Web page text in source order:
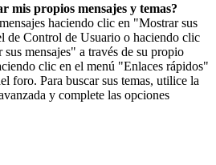
mis propios mensajes y temas?
haciendo clic en "Mostrar sus
de Control de Usuario o haciendo clic
mensajes" a través de su propio
clic en el menú "Enlaces rápidos"
foro. Para buscar sus temas, utilice la
y complete las opciones